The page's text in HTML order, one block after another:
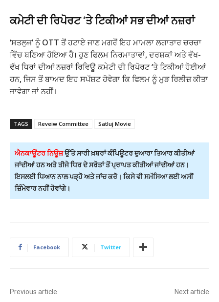
ਕਮੇਟੀ ਦੀ ਰਿਪੋਰਟ ‘ਤੇ ਟਿਕੀਆਂ ਸਭ ਦੀਆਂ ਨਜ਼ਰਾਂ
‘ਸਤਲੁਜ’ ਨੂੰ OTT ਤੋਂ ਹਟਾਏ ਜਾਣ ਮਗਰੋਂ ਇਹ ਮਾਮਲਾ ਲਗਾਤਾਰ ਚਰਚਾ
ਵਿੱਚ ਬਣਿਆ ਹੋਇਆ ਹੈ। ਹੁਣ ਫਿਲਮ ਨਿਰਮਾਤਾਵਾਂ, ਦਰਸ਼ਕਾਂ ਅਤੇ ਵੱਖ-
ਵੱਖ ਧਿਰਾਂ ਦੀਆਂ ਨਜ਼ਰਾਂ ਰਿਵਿਊ ਕਮੇਟੀ ਦੀ ਰਿਪੋਰਟ ‘ਤੇ ਟਿਕੀਆਂ ਹੋਈਆਂ
ਹਨ, ਜਿਸ ਤੋਂ ਬਾਅਦ ਇਹ ਸਪੱਸ਼ਟ ਹੋਵੇਗਾ ਕਿ ਫਿਲਮ ਨੂੰ ਮੁੜ ਰਿਲੀਜ਼ ਕੀਤਾ
ਜਾਵੇਗਾ ਜਾਂ ਨਹੀਂ।
TAGS Reveiw Committee Satluj Movie
ਐਨਕਾਊਂਟਰ ਨਿਊਜ਼ਉੱਤੇ ਸਾਰੀ ਖ਼ਬਰਾਂ ਕੰਪਿਊਟਰ ਦੁਆਰਾ ਤਿਆਰ ਕੀਤੀਆਂ
ਜਾਂਦੀਆਂ ਹਨ ਅਤੇ ਤੀਜੇ ਧਿਰ ਦੇ ਸਰੋਤਾਂ ਤੋਂ ਪ੍ਰਾਪਤ ਕੀਤੀਆਂ ਜਾਂਦੀਆਂ ਹਨ।
ਇਸਲਈ ਧਿਆਨ ਨਾਲ ਪੜ੍ਹੋ ਅਤੇ ਜਾਂਚ ਕਰੋ। ਕਿਸੇ ਵੀ ਸਮੱਸਿਆ ਲਈ ਅਸੀਂ
ਜ਼ਿੰਮੇਵਾਰ ਨਹੀਂ ਹੋਵਾਂਗੇ।
Facebook Twitter
Previous article Next article